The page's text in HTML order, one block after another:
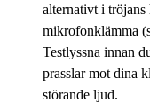
alternativt i tröjans
mikrofonklämma
Testlyssna innan
prasslar mot dina
störande ljud.